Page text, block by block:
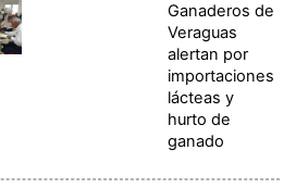
Ganaderos de
Veraguas
alertan por
importaciones
lácteas y
hurto de
ganado